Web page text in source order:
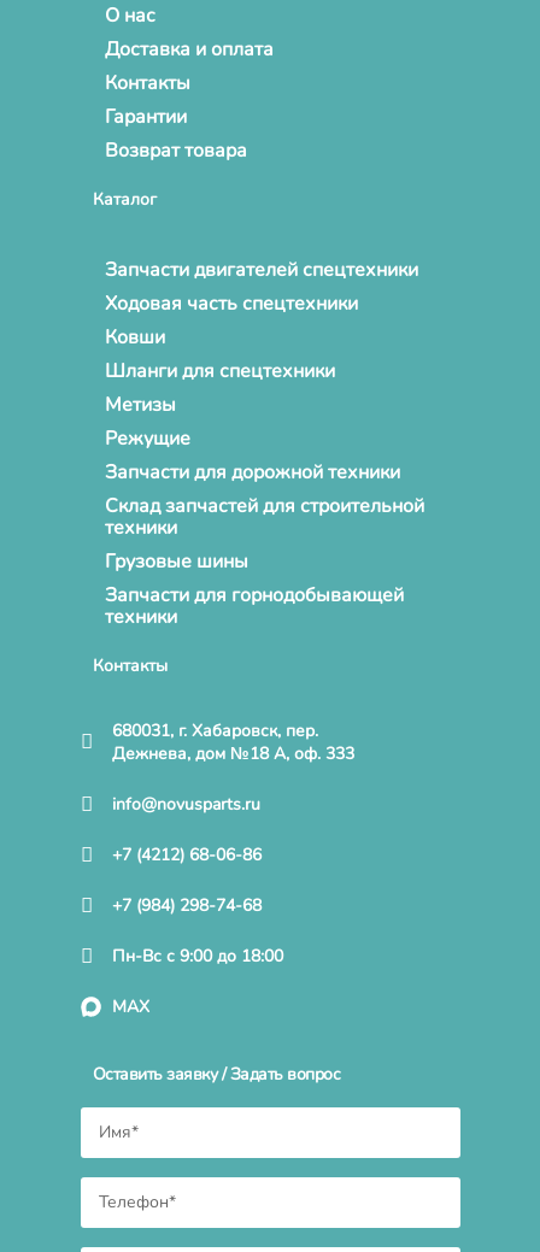
О нас
Доставка и оплата
Контакты
Гарантии
Возврат товара
Каталог
Запчасти двигателей спецтехники
Ходовая часть спецтехники
Ковши
Шланги для спецтехники
Метизы
Режущие
Запчасти для дорожной техники
Склад запчастей для строительной
техники
Грузовые шины
Запчасти для горнодобывающей
техники
Контакты
680031, г. Хабаровск, пер.
Дежнева, дом №18 А, оф. 333
info@novusparts.ru
+7 (4212) 68-06-86
+7 (984) 298-74-68
Пн-Вс с 9:00 до 18:00
MAX
Оставить заявку / Задать вопрос